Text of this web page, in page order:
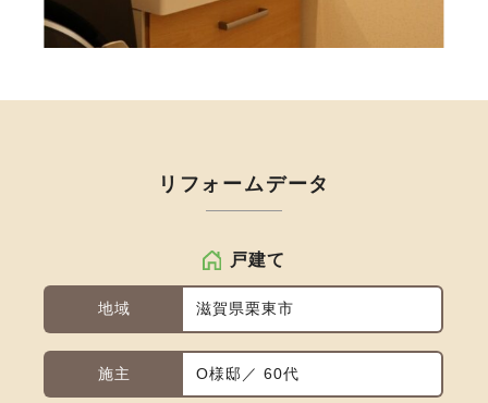
リフォームデータ
戸建て
地域 滋賀県栗東市
施主 O様邸／ 60代